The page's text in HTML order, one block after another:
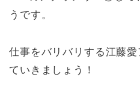
うです。
仕事をバリバリする江藤
ていきましょう！